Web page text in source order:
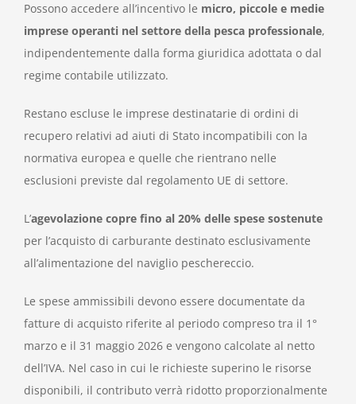
Possono accedere all’incentivo le micro, piccole e medie
imprese operanti nel settore della pesca professionale,
indipendentemente dalla forma giuridica adottata o dal
regime contabile utilizzato.
Restano escluse le imprese destinatarie di ordini di
recupero relativi ad aiuti di Stato incompatibili con la
normativa europea e quelle che rientrano nelle
esclusioni previste dal regolamento UE di settore.
L’agevolazione copre fino al 20% delle spese sostenute
per l’acquisto di carburante destinato esclusivamente
all’alimentazione del naviglio peschereccio.
Le spese ammissibili devono essere documentate da
fatture di acquisto riferite al periodo compreso tra il 1°
marzo e il 31 maggio 2026 e vengono calcolate al netto
dell’IVA. Nel caso in cui le richieste superino le risorse
disponibili, il contributo verrà ridotto proporzionalmente